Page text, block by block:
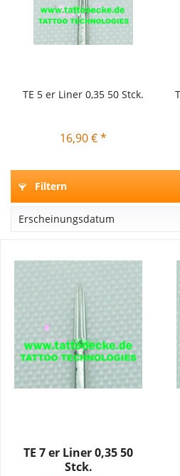
TE 5 er Liner 0,35 50 Stck.
16,90 € *
Filtern
TE 7 er Liner 0,35 50
Stck.